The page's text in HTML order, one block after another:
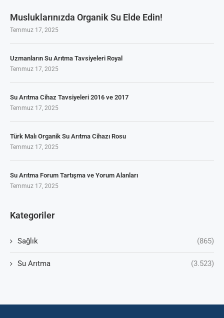
Musluklarınızda Organik Su Elde Edin!
Temmuz 17, 2025
Uzmanların Su Arıtma Tavsiyeleri Royal
Temmuz 17, 2025
Su Arıtma Cihaz Tavsiyeleri 2016 ve 2017
Temmuz 17, 2025
Türk Malı Organik Su Arıtma Cihazı Rosu
Temmuz 17, 2025
Su Arıtma Forum Tartışma ve Yorum Alanları
Temmuz 17, 2025
Kategoriler
Sağlık (865)
Su Arıtma (3.523)